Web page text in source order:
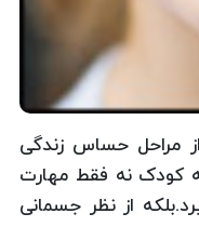
مراحل حساس زندگی
کودک نه فقط مهارت
از نظر جسمانی